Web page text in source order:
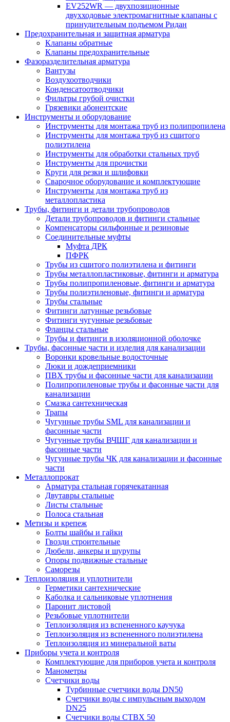
EV252WR — двухпозиционные
двухходовые электромагнитные клапаны с
принудительным подъемом Ридан
Предохранительная и защитная арматура
Клапаны обратные
Клапаны предохранительные
Фазоразделительная арматура
Вантузы
Воздухоотводчики
Конденсатоотводчики
Фильтры грубой очистки
Грязевики абонентские
Инструменты и оборудование
Инструменты для монтажа труб из полипропилена
Инструменты для монтажа труб из сшитого
полиэтилена
Инструменты для обработки стальных труб
Инструменты для прочистки
Круги для резки и шлифовки
Сварочное оборудование и комплектующие
Инструменты для монтажа труб из
металлопластика
Трубы, фитинги и детали трубопроводов
Детали трубопроводов и фитинги стальные
Компенсаторы сильфонные и резиновые
Соединительные муфты
Муфта ДРК
ПФРК
Трубы из сшитого полиэтилена и фитинги
Трубы металлопластиковые, фитинги и арматура
Трубы полипропиленовые, фитинги и арматура
Трубы полиэтиленовые, фитинги и арматура
Трубы стальные
Фитинги латунные резьбовые
Фитинги чугунные резьбовые
Фланцы стальные
Трубы и фитинги в изоляционной оболочке
Трубы, фасонные части и изделия для канализации
Воронки кровельные водосточные
Люки и дождеприемники
ПВХ трубы и фасонные части для канализации
Полипропиленовые трубы и фасонные части для
канализации
Смазка сантехническая
Трапы
Чугунные трубы SML для канализации и
фасонные части
Чугунные трубы ВЧШГ для канализации и
фасонные части
Чугунные трубы ЧК для канализации и фасонные
части
Металлопрокат
Арматура стальная горячекатанная
Двутавры стальные
Листы стальные
Полоса стальная
Метизы и крепеж
Болты шайбы и гайки
Гвозди строительные
Дюбели, анкеры и шурупы
Опоры подвижные стальные
Саморезы
Теплоизоляция и уплотнители
Герметики сантехнические
Каболка и сальниковые уплотнения
Паронит листовой
Резьбовые уплотнители
Теплоизоляция из вспененного каучука
Теплоизоляция из вспененного полиэтилена
Теплоизоляция из минеральной ваты
Приборы учета и контроля
Комплектующие для приборов учета и контроля
Манометры
Счетчики воды
Турбинные счетчики воды DN50
Счетчики воды с импульсным выходом
DN25
Счетчики воды СТВХ 50